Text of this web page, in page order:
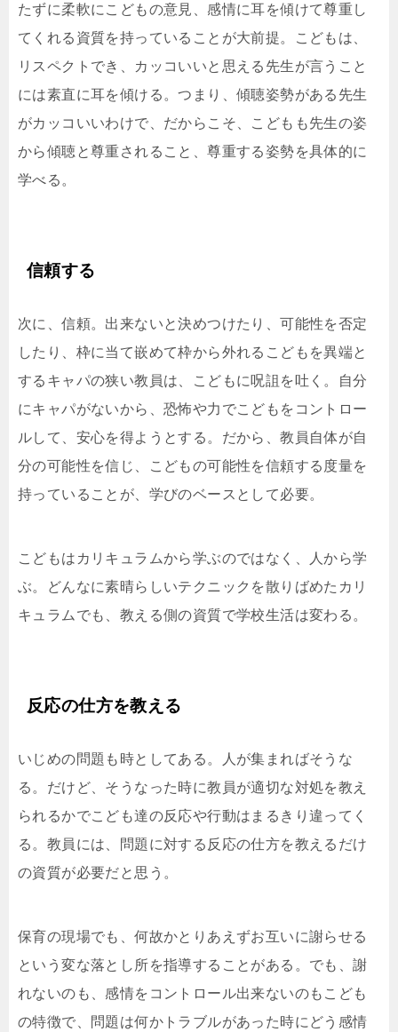
たずに柔軟にこどもの意見、感情に耳を傾けて尊重し
てくれる資質を持っていることが大前提。こどもは、
リスペクトでき、カッコいいと思える先生が言うこと
には素直に耳を傾ける。つまり、傾聴姿勢がある先生
がカッコいいわけで、だからこそ、こどもも先生の姿
から傾聴と尊重されること、尊重する姿勢を具体的に
学べる。
信頼する
次に、信頼。出来ないと決めつけたり、可能性を否定
したり、枠に当て嵌めて枠から外れるこどもを異端と
するキャパの狭い教員は、こどもに呪詛を吐く。自分
にキャパがないから、恐怖や力でこどもをコントロー
ルして、安心を得ようとする。だから、教員自体が自
分の可能性を信じ、こどもの可能性を信頼する度量を
持っていることが、学びのベースとして必要。
こどもはカリキュラムから学ぶのではなく、人から学
ぶ。どんなに素晴らしいテクニックを散りばめたカリ
キュラムでも、教える側の資質で学校生活は変わる。
反応の仕方を教える
いじめの問題も時としてある。人が集まればそうな
る。だけど、そうなった時に教員が適切な対処を教え
られるかでこども達の反応や行動はまるきり違ってく
る。教員には、問題に対する反応の仕方を教えるだけ
の資質が必要だと思う。
保育の現場でも、何故かとりあえずお互いに謝らせる
という変な落とし所を指導することがある。でも、謝
れないのも、感情をコントロール出来ないのもこども
の特徴で、問題は何かトラブルがあった時にどう感情